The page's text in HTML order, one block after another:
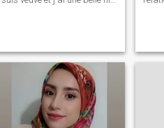
prêt pour quelque chose de
réel et durable. J'apprécie
l'honnêteté, les conversations
profondes, le rire qui vient de
l'âme, et l'affection qui se
sent comme à la maison. Je
cherche l'amour de ma vie,
quelqu'un de gentil,
veux